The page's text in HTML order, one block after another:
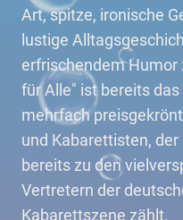
Art, spitze, ironische
lustige
erfrischendem Humor
für Alle" ist bereits
mehrfach
und Kabarettisten,
bereits zu den
Vertretern der
Kabarettszene zählt.